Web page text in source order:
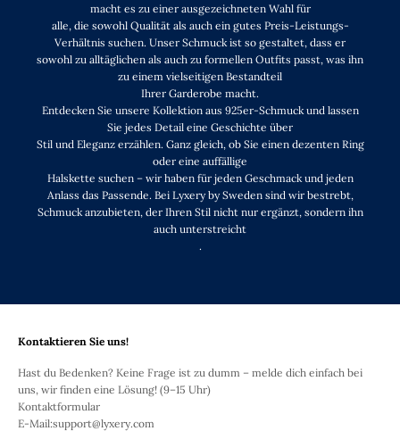
macht es zu einer ausgezeichneten Wahl für
alle, die sowohl Qualität als auch ein gutes Preis-Leistungs-
Verhältnis suchen. Unser Schmuck ist so gestaltet, dass er
sowohl zu alltäglichen als auch zu formellen Outfits passt, was ihn
zu einem vielseitigen Bestandteil
Ihrer Garderobe macht.
Entdecken Sie unsere Kollektion aus 925er-Schmuck und lassen
Sie jedes Detail eine Geschichte über
Stil und Eleganz erzählen. Ganz gleich, ob Sie einen dezenten Ring
oder eine auffällige
Halskette suchen – wir haben für jeden Geschmack und jeden
Anlass das Passende. Bei Lyxery by Sweden sind wir bestrebt,
Schmuck anzubieten, der Ihren Stil nicht nur ergänzt, sondern ihn
auch unterstreicht
.
Kontaktieren Sie uns!
Hast du Bedenken? Keine Frage ist zu dumm – melde dich einfach bei
uns, wir finden eine Lösung! (9–15 Uhr)
Kontaktformular
E-Mail:support@lyxery.com